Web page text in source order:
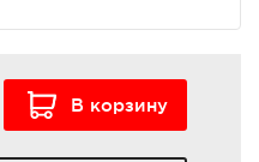
В корзину